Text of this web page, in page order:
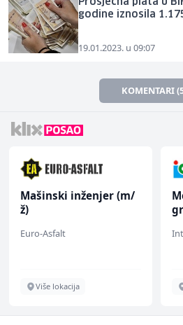
godine iznosila
19.01.2023. u 09:07
KOMENTARI
Mašinski inženjer (m/
ž)
Euro-Asfalt
Više lokacija